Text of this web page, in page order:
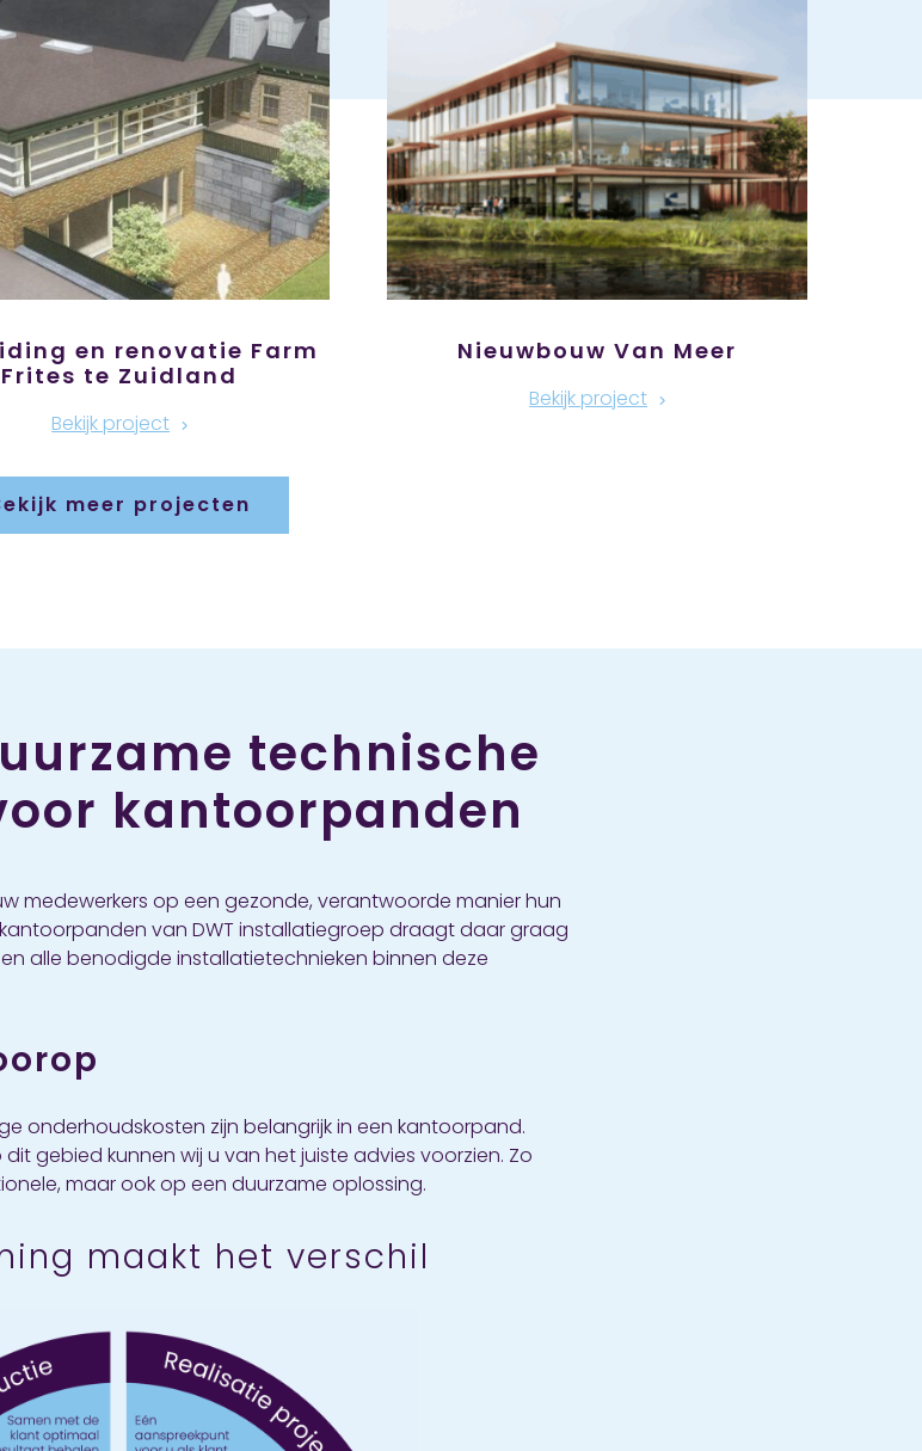
en renovatie Farm
Frites te Zuidland
Bekijk project
Nieuwbouw Van Meer
Bekijk project
meer projecten
technische
kantoorpanden
medewerkers op een gezonde, verantwoorde manier hun
van DWT installatiegroep draagt daar graag
alle benodigde installatietechnieken binnen deze
onderhoudskosten zijn belangrijk in een kantoorpand.
gebied kunnen wij u van het juiste advies voorzien. Zo
maar ook op een duurzame oplossing.
maakt het verschil